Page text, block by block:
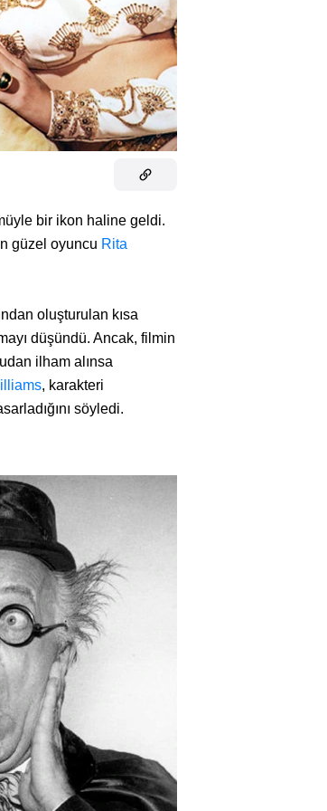
bir ikon haline geldi.
güzel oyuncu Rita
oluşturulan kısa
düşündü. Ancak, filmin
ilham alınsa
, karakteri
söyledi.